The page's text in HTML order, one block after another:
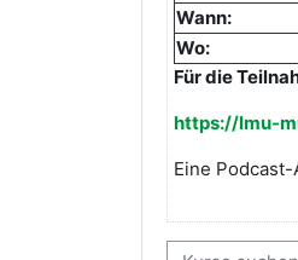
Wann:
Wo:
Für die
https://lmu-
Eine